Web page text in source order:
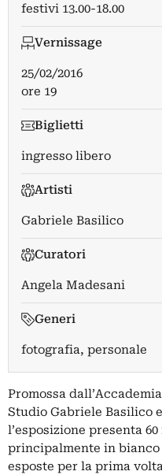
festivi 13.00-18.00
Vernissage
25/02/2016
ore 19
Biglietti
ingresso libero
Artisti
Gabriele Basilico
Curatori
Angela Madesani
Generi
fotografia, personale
Promossa
Studio Gabriele Basilico
l’esposizione presenta
principalmente in
esposte per la prima